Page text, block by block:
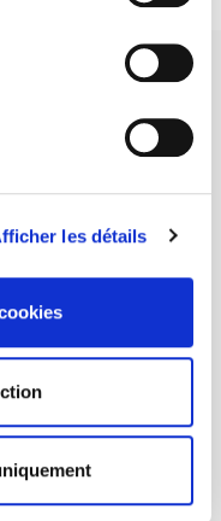
les détails